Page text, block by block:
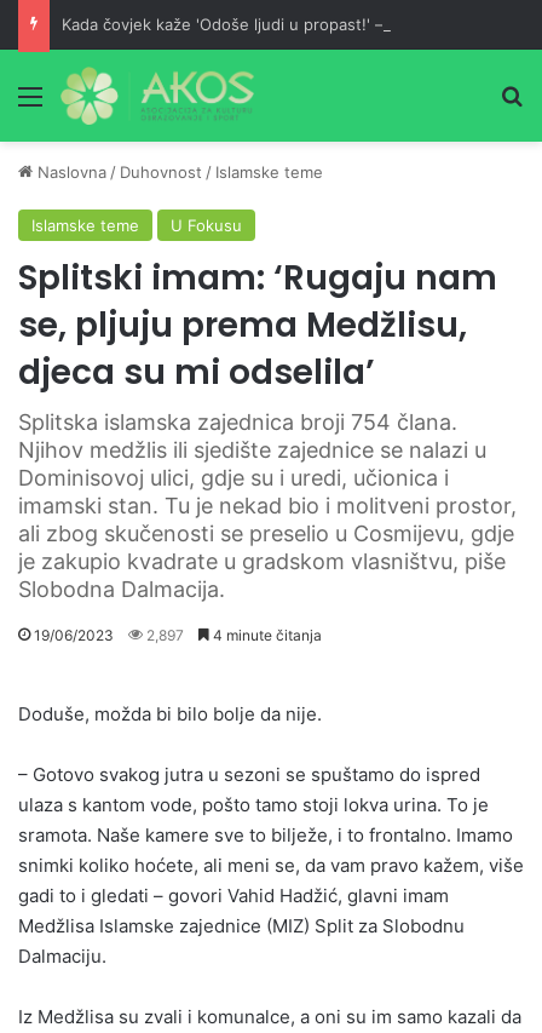
Meni
Naslovna / Duhovnost / Islamske teme
Islamske teme U Fokusu
Splitski imam: ‘Rugaju nam
se, pljuju prema Medžlisu,
djeca su mi odselila’
Splitska islamska zajednica broji 754 člana.
Njihov medžlis ili sjedište zajednice se nalazi u
Dominisovoj ulici, gdje su i uredi, učionica i
imamski stan. Tu je nekad bio i molitveni prostor,
ali zbog skučenosti se preselio u Cosmijevu, gdje
je zakupio kvadrate u gradskom vlasništvu, piše
Slobodna Dalmacija.
19/06/2023 2,897 4 minute čitanja
Doduše, možda bi bilo bolje da nije.
– Gotovo svakog jutra u sezoni se spuštamo do ispred
ulaza s kantom vode, pošto tamo stoji lokva urina. To je
sramota. Naše kamere sve to bilježe, i to frontalno. Imamo
snimki koliko hoćete, ali meni se, da vam pravo kažem, više
gadi to i gledati – govori Vahid Hadžić, glavni imam
Medžlisa Islamske zajednice (MIZ) Split za Slobodnu
Dalmaciju.
Iz Medžlisa su zvali i komunalce, a oni su im samo kazali da